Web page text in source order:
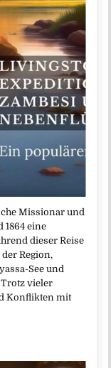
Missionar und
1864 eine
dieser Reise
Region,
See und
Trotz vieler
Konflikten mit